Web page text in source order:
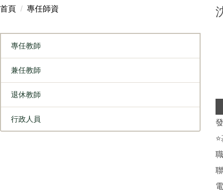
首頁 專任師資
專任教師
兼任教師
退休教師
行政人員